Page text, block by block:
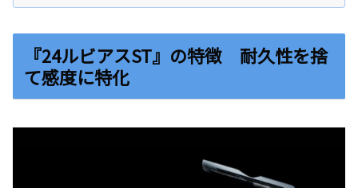
『24ルビアスST』の特徴 耐久性を捨
て感度に特化